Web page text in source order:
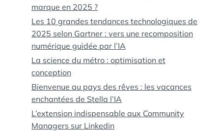
marque en 2025 ?
Les 10 grandes tendances technologiques de
2025 selon Gartner : vers une recomposition
numérique guidée par l’IA
La science du métro : optimisation et
conception
Bienvenue au pays des rêves : les vacances
enchantées de Stella l’IA
L’extension indispensable aux Community
Managers sur Linkedin